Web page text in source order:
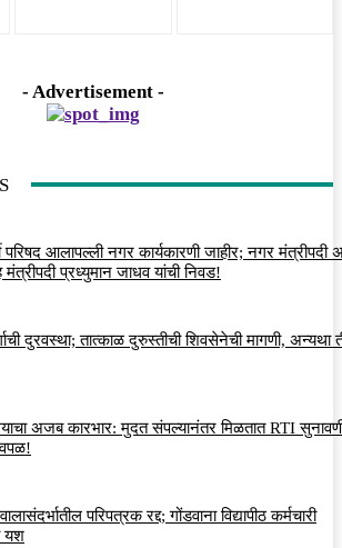
- Advertisement -
परिषद आलापल्ली नगर कार्यकारणी जाहीर; नगर मंत्रीपदी
प्रध्युमान जाधव यांची निवड!
दुरवस्था; तात्काळ दुरुस्तीची शिवसेनेची मागणी, अन्यथा
अजब कारभार: मुदत संपल्यानंतर मिळतात RTI
परिपत्रक रद्द; गोंडवाना विद्यापीठ कर्मचारी
यश